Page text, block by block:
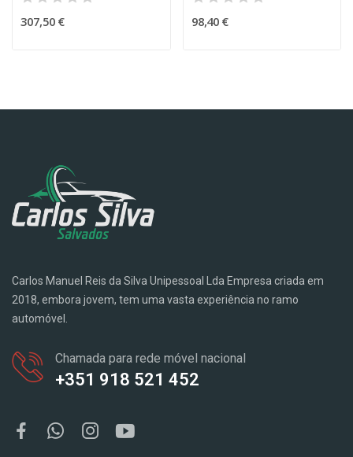
307,50 € 98,40 €
Carlos Manuel Reis da Silva Unipessoal Lda Empresa criada em
2018, embora jovem, tem uma vasta experiência no ramo
automóvel.
Chamada para rede móvel nacional
+351 918 521 452